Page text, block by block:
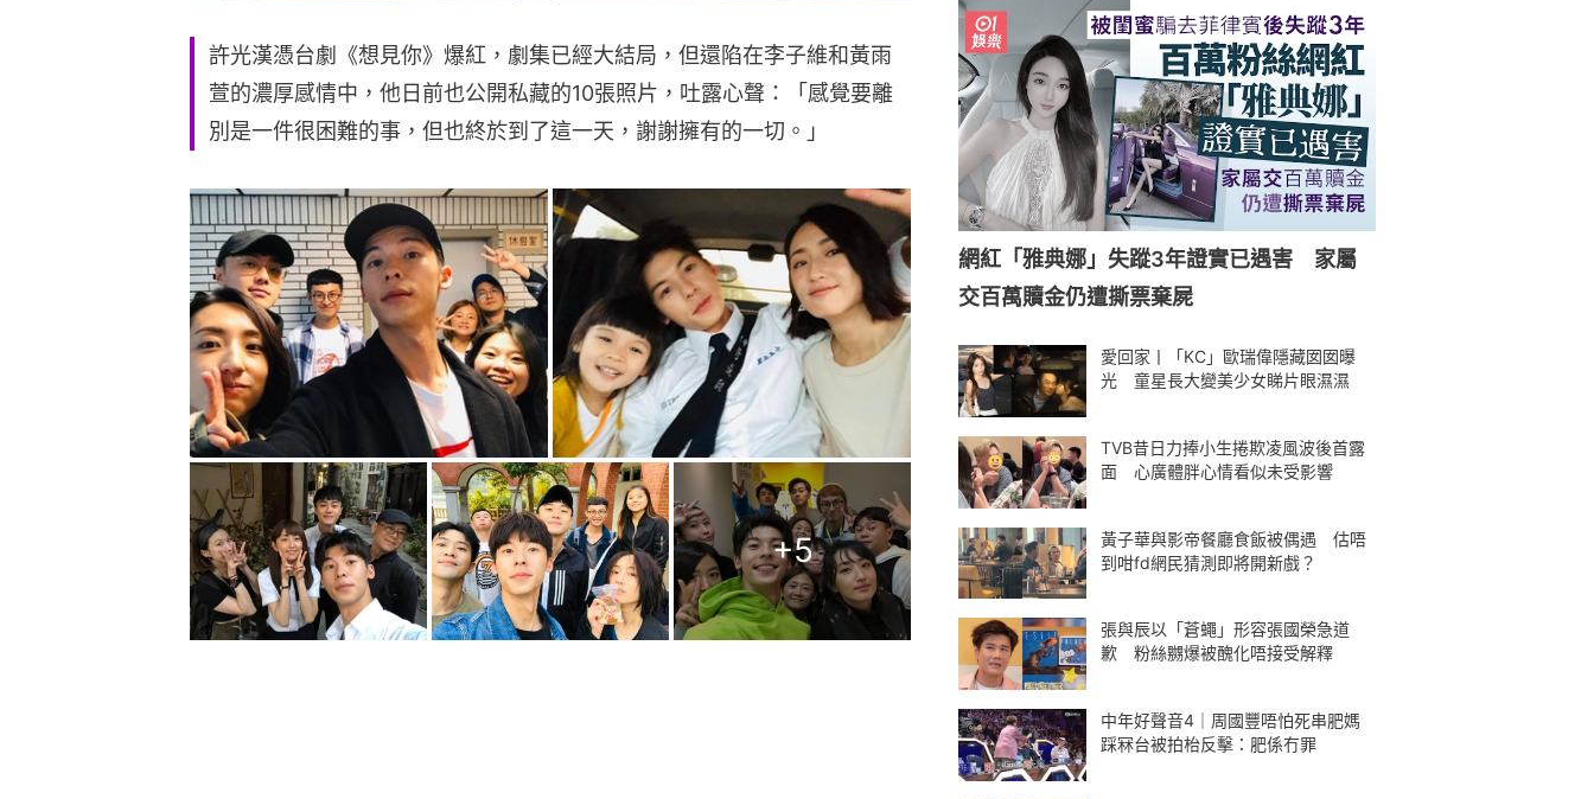
許光漢憑台劇《想見你》爆紅，劇集已經大結局，但還陷在李子維和黃雨
萱的濃厚感情中，他日前也公開私藏的10張照片，吐露心聲：「感覺要離
別是一件很困難的事，但也終於到了這一天，謝謝擁有的一切。」
+5
網紅「雅典娜」失蹤3年證實已遇害 家屬
交百萬贖金仍遭撕票棄屍
愛回家丨「KC」歐瑞偉隱藏囡囡曝
光 童星長大變美少女睇片眼濕濕
TVB昔日力捧小生捲欺凌風波後首露
面 心廣體胖心情看似未受影響
黃子華與影帝餐廳食飯被偶遇 估唔
到咁fd網民猜測即將開新戲？
張與辰以「蒼蠅」形容張國榮急道
歉 粉絲嬲爆被醜化唔接受解釋
中年好聲音4｜周國豐唔怕死串肥媽
踩冧台被拍枱反擊：肥係冇罪